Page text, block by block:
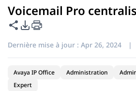
Voicemail Pro
Partager cette page
Options d'exportation PDF
Dernière mise à jour : Apr 26, 2024 |
Avaya IP Office Administration
Expert